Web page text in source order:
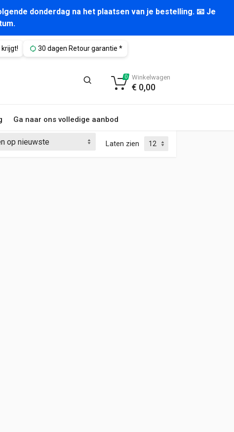
donderdag na het plaatsen van je bestelling. 📧 Je
30 dagen Retour garantie *
Ga naar ons volledige aanbod
0 Winkelwagen
€ 0,00
Laten zien